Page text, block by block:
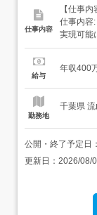
仕事内容
【仕事
仕事内容
実現可能
ヒアリン
築・リリ
給与
年収400
勤務地
千葉県
公開・終了予定日：
更新日： 2026/08/